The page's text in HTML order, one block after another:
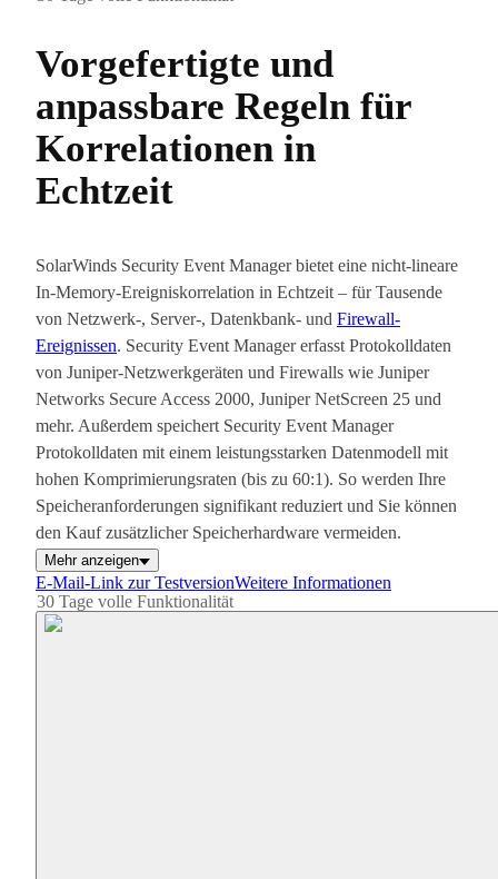
Vorgefertigte und
anpassbare Regeln für
Korrelationen in
Echtzeit
SolarWinds Security Event Manager bietet eine nicht-lineare
In-Memory-Ereigniskorrelation in Echtzeit – für Tausende
von Netzwerk-, Server-, Datenkbank- und Firewall-
Ereignissen. Security Event Manager erfasst Protokolldaten
von Juniper-Netzwerkgeräten und Firewalls wie Juniper
Networks Secure Access 2000, Juniper NetScreen 25 und
mehr. Außerdem speichert Security Event Manager
Protokolldaten mit einem leistungsstarken Datenmodell mit
hohen Komprimierungsraten (bis zu 60:1). So werden Ihre
Speicheranforderungen signifikant reduziert und Sie können
den Kauf zusätzlicher Speicherhardware vermeiden.
Mehr anzeigen
E-Mail-Link zur Testversion
30 Tage volle Funktionalität
Weitere Informationen